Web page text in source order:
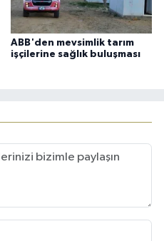
ABB'den mevsimlik tarım
işçilerine sağlık buluşması